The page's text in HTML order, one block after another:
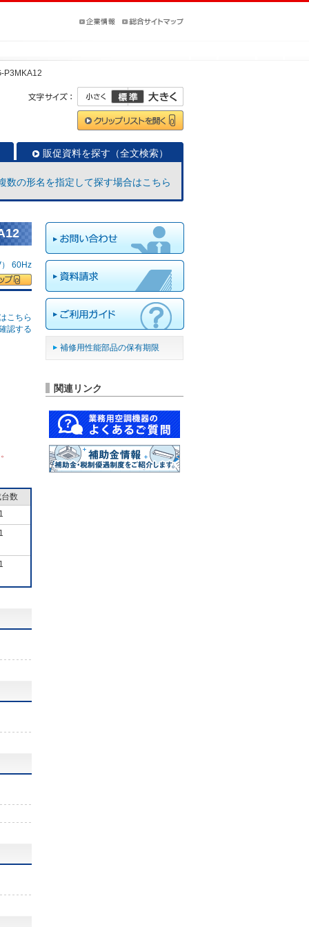
P3MKA12
販促資料を探す（全文検索）
数の形名を指定して探す場合はこちら
60Hz
こちら
認する
数
補修用性能部品の保有期限
関連リンク